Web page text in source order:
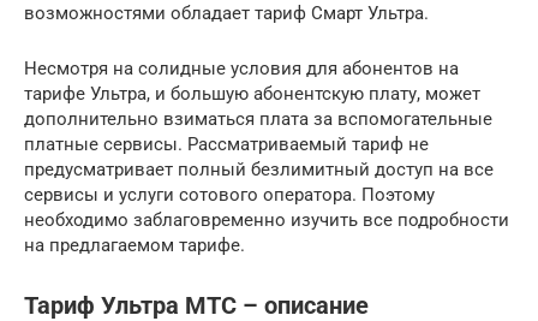
возможностями обладает тариф Смарт Ультра.
Несмотря на солидные условия для абонентов на
тарифе Ультра, и большую абонентскую плату, может
дополнительно взиматься плата за вспомогательные
платные сервисы. Рассматриваемый тариф не
предусматривает полный безлимитный доступ на все
сервисы и услуги сотового оператора. Поэтому
необходимо заблаговременно изучить все подробности
на предлагаемом тарифе.
Тариф Ультра МТС – описание